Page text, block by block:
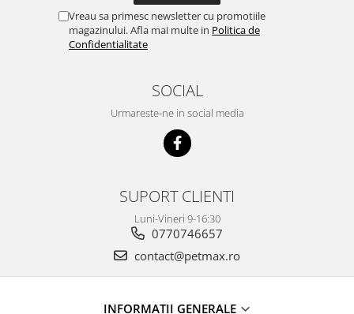
Vreau sa primesc newsletter cu promotiile
magazinului. Afla mai multe in Politica de
Confidentialitate
SOCIAL
Urmareste-ne in social media
SUPORT CLIENTI
Luni-Vineri 9-16:30
0770746657
contact@petmax.ro
INFORMATII GENERALE